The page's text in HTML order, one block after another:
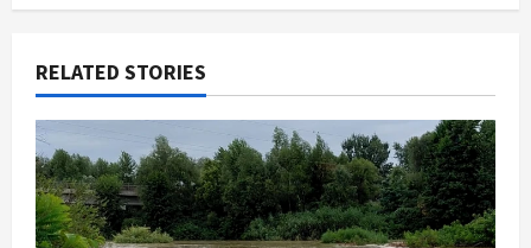
v
i
g
a
t
RELATED STORIES